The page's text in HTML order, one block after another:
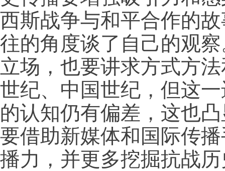
西斯战争与和平合作的
往的角度谈了自己的观
立场，也要讲求方式方
世纪、中国世纪，但这
的认知仍有偏差，这也
要借助新媒体和国际传
播力，并更多挖掘抗战